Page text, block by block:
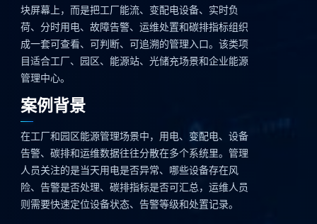
块屏幕上，而是把工厂能流、变配电设备、实时负
荷、分时用电、故障告警、运维处置和碳排指标组织
成一套可查看、可判断、可追溯的管理入口。该类项
目适合工厂、园区、能源站、光储充场景和企业能源
管理中心。
案例背景
在工厂和园区能源管理场景中，用电、变配电、设备
告警、碳排和运维数据往往分散在多个系统里。管理
人员关注的是当天用电是否异常、哪些设备存在风
险、告警是否处理、碳排指标是否可汇总，运维人员
则需要快速定位设备状态、告警等级和处置记录。